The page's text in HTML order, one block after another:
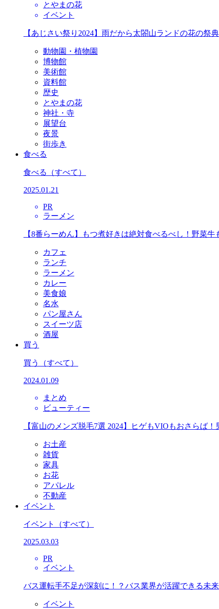
とやまの花
イベント
【あじさい祭り2024】雨だから太閤山ランドの花の祭
動物園・植物園
博物館
美術館
資料館
歴史
とやまの花
神社・寺
展望台
夜景
街歩き
食べる
食べる （すべて）
2025.01.21
PR
ラーメン
【8番らーめん】もつ煮好きは絶対食べるべし！野菜
カフェ
ランチ
ラーメン
カレー
美食娘
名水
パン屋さん
スイーツ店
酒屋
買う
買う （すべて）
2024.01.09
まとめ
ビューティー
【富山のメンズ脱毛7選 2024】ヒゲもVIOもおさらば
お土産
雑貨
家具
お花
アパレル
不動産
イベント
イベント （すべて）
2025.03.03
PR
イベント
バス運転手不足が深刻に！？バス業界が活躍できる未
イベント